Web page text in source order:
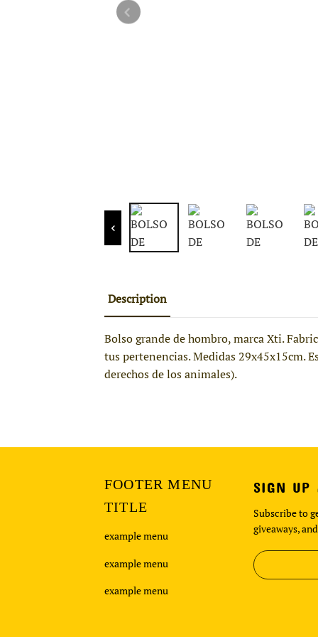
Description
Bolso grande de hombro, marca Xti.
tus pertenencias. Medidas 29x45x15cm.
derechos de los animales).
FOOTER MENU
TITLE
example menu
example menu
example menu
SIGN UP
Subscribe to
giveaways,